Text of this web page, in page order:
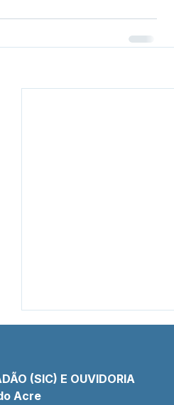
(SIC) E OUVIDORIA
Acre